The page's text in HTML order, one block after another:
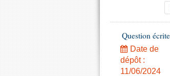
Question
Date de
dépôt :
11/06/2024